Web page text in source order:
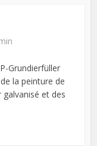
Grundierfüller
la peinture de
galvanisé et des